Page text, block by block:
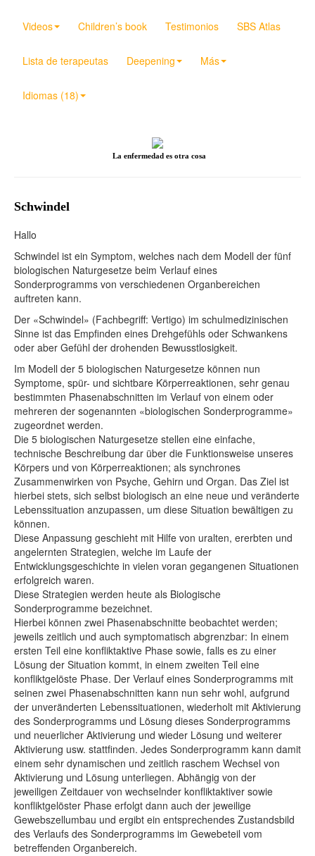
Videos Children’s book Testimonios SBS Atlas
Lista de terapeutas Deepening Más
Idiomas (18)
La enfermedad es otra cosa
Schwindel
Hallo
Schwindel ist ein Symptom, welches nach dem Modell der fünf
biologischen Naturgesetze beim Verlauf eines
Sonderprogramms von verschiedenen Organbereichen
auftreten kann.
Der «Schwindel» (Fachbegriff: Vertigo) im schulmedizinischen
Sinne ist das Empfinden eines Drehgefühls oder Schwankens
oder aber Gefühl der drohenden Bewusstlosigkeit.
Im Modell der 5 biologischen Naturgesetze können nun
Symptome, spür- und sichtbare Körperreaktionen, sehr genau
bestimmten Phasenabschnitten im Verlauf von einem oder
mehreren der sogenannten «biologischen Sonderprogramme»
zugeordnet werden.
Die 5 biologischen Naturgesetze stellen eine einfache,
technische Beschreibung dar über die Funktionsweise unseres
Körpers und von Körperreaktionen; als synchrones
Zusammenwirken von Psyche, Gehirn und Organ. Das Ziel ist
hierbei stets, sich selbst biologisch an eine neue und veränderte
Lebenssituation anzupassen, um diese Situation bewältigen zu
können.
Diese Anpassung geschieht mit Hilfe von uralten, ererbten und
angelernten Strategien, welche im Laufe der
Entwicklungsgeschichte in vielen voran gegangenen Situationen
erfolgreich waren.
Diese Strategien werden heute als Biologische
Sonderprogramme bezeichnet.
Hierbei können zwei Phasenabschnitte beobachtet werden;
jeweils zeitlich und auch symptomatisch abgrenzbar: In einem
ersten Teil eine konfliktaktive Phase sowie, falls es zu einer
Lösung der Situation kommt, in einem zweiten Teil eine
konfliktgelöste Phase. Der Verlauf eines Sonderprogramms mit
seinen zwei Phasenabschnitten kann nun sehr wohl, aufgrund
der unveränderten Lebenssituationen, wiederholt mit Aktivierung
des Sonderprogramms und Lösung dieses Sonderprogramms
und neuerlicher Aktivierung und wieder Lösung und weiterer
Aktivierung usw. stattfinden. Jedes Sonderprogramm kann damit
einem sehr dynamischen und zeitlich raschem Wechsel von
Aktivierung und Lösung unterliegen. Abhängig von der
jeweiligen Zeitdauer von wechselnder konfliktaktiver sowie
konfliktgelöster Phase erfolgt dann auch der jeweilige
Gewebszellumbau und ergibt ein entsprechendes Zustandsbild
des Verlaufs des Sonderprogramms im Gewebeteil vom
betreffenden Organbereich.